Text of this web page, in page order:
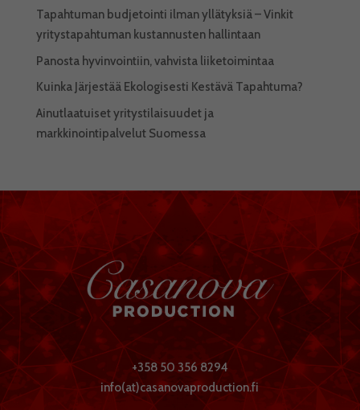
Tapahtuman budjetointi ilman yllätyksiä – Vinkit
yritystapahtuman kustannusten hallintaan
Panosta hyvinvointiin, vahvista liiketoimintaa
Kuinka Järjestää Ekologisesti Kestävä Tapahtuma?
Ainutlaatuiset yritystilaisuudet ja
markkinointipalvelut Suomessa
+358 50 356 8294
info(at)casanovaproduction.fi